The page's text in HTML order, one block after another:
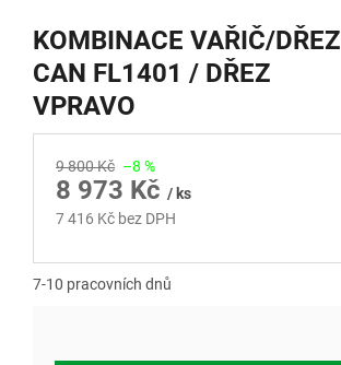
KOMBINACE VAŘIČ/DŘEZ
CAN FL1401 / DŘEZ
VPRAVO
9 800 Kč –8 %
8 973 Kč / ks
7 416 Kč bez DPH
7-10 pracovních dnů